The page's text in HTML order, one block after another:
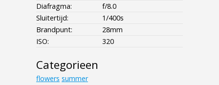
Diafragma:
f/8.0
Sluitertijd:
1/400s
Brandpunt:
28mm
ISO:
320
Categorieen
flowers summer